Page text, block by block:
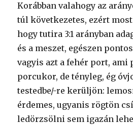
Korábban valahogy az
túl következetes, ezért
hogy tutira 3:1 arányban
és a meszet, egészen
vagyis azt a fehér port, ami
porcukor, de tényleg, ég
testedbe/-re kerüljön:
érdemes, ugyanis rögtön
ledörzsölni sem igazán